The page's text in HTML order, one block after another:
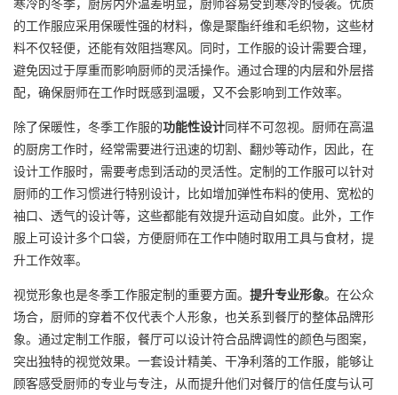
的工作服应采用保暖性强的材料，像是聚酯纤维和毛织物，这些材
料不仅轻便，还能有效阻挡寒风。同时，工作服的设计需要合理，
避免因过于厚重而影响厨师的灵活操作。通过合理的内层和外层搭
配，确保厨师在工作时既感到温暖，又不会影响到工作效率。
除了保暖性，冬季工作服的功能性设计同样不可忽视。厨师在高温
的厨房工作时，经常需要进行迅速的切割、翻炒等动作，因此，在
设计工作服时，需要考虑到活动的灵活性。定制的工作服可以针对
厨师的工作习惯进行特别设计，比如增加弹性布料的使用、宽松的
袖口、透气的设计等，这些都能有效提升运动自如度。此外，工作
服上可设计多个口袋，方便厨师在工作中随时取用工具与食材，提
升工作效率。
视觉形象也是冬季工作服定制的重要方面。 提升专业形象。在公众
场合，厨师的穿着不仅代表个人形象，也关系到餐厅的整体品牌形
象。通过定制工作服，餐厅可以设计符合品牌调性的颜色与图案，
突出独特的视觉效果。一套设计精美、干净利落的工作服，能够让
顾客感受厨师的专业与专注，从而提升他们对餐厅的信任度与认可